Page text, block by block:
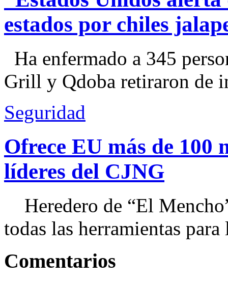
estados por chiles
Ha enfermado a 345
Grill y Qdoba retiraron de
Seguridad
Ofrece EU más de 100
líderes del CJNG
Heredero de “El
todas las herramientas
Comentarios